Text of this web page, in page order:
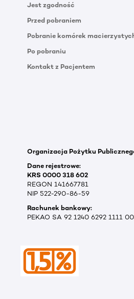
Jest zgodność
Przed pobraniem
Pobranie komórek
Po pobraniu
Kontakt z Pacjentem
Organizacja Pożytku
Dane rejestrowe:
KRS 0000 318 602
REGON 141667781
NIP 522-290-86-59
Rachunek bankowy:
PEKAO SA 92 1240 6292 1111